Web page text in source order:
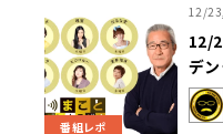
番組レポ
12/
12/
デン